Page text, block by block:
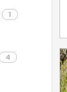
1
4